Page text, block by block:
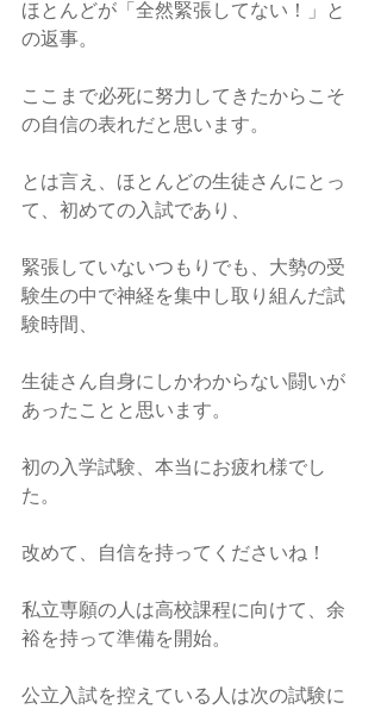
ほとんどが「全然緊張してない！」と
の返事。
ここまで必死に努力してきたからこそ
の自信の表れだと思います。
とは言え、ほとんどの生徒さんにとっ
て、初めての入試であり、
緊張していないつもりでも、大勢の受
験生の中で神経を集中し取り組んだ試
験時間、
生徒さん自身にしかわからない闘いが
あったことと思います。
初の入学試験、本当にお疲れ様でし
た。
改めて、自信を持ってくださいね！
私立専願の人は高校課程に向けて、余
裕を持って準備を開始。
公立入試を控えている人は次の試験に